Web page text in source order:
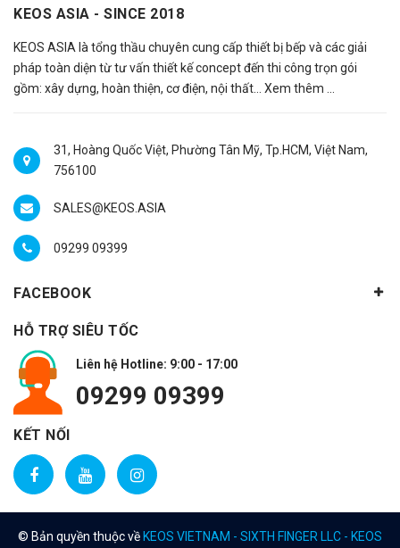
KEOS ASIA - SINCE 2018
KEOS ASIA là tổng thầu chuyên cung cấp thiết bị bếp và các giải
pháp toàn diện từ tư vấn thiết kế concept đến thi công trọn gói
gồm: xây dựng, hoàn thiện, cơ điện, nội thất… Xem thêm ...
31, Hoàng Quốc Việt, Phường Tân Mỹ, Tp.HCM, Việt Nam,
756100
SALES@KEOS.ASIA
09299 09399
FACEBOOK
HỖ TRỢ SIÊU TỐC
Liên hệ Hotline: 9:00 - 17:00
09299 09399
KẾT NỐI
© Bản quyền thuộc về KEOS VIETNAM - SIXTH FINGER LLC - KEOS